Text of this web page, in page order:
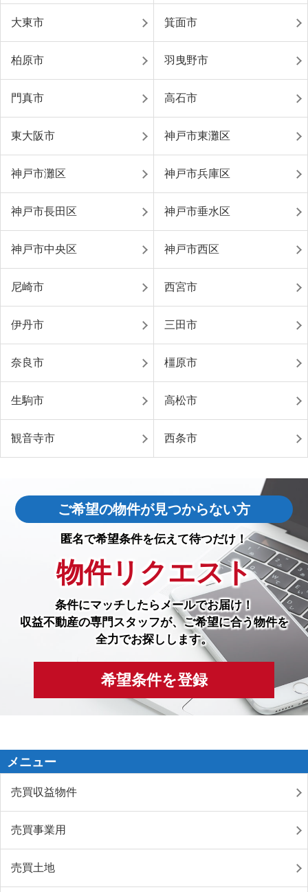
大東市 箕面市
柏原市 羽曳野市
門真市 高石市
東大阪市 神戸市東灘区
神戸市灘区 神戸市兵庫区
神戸市長田区 神戸市垂水区
神戸市中央区 神戸市西区
尼崎市 西宮市
伊丹市 三田市
奈良市 橿原市
生駒市 高松市
観音寺市 西条市
ご希望の物件が見つからない方
匿名で希望条件を伝えて待つだけ！
物件リクエスト
条件にマッチしたら メールでお届け！
収益不動産の専門スタッフが、ご希望に合う物件を
全力でお探しします。
希望条件を登録
メニュー
売買収益物件
売買事業用
売買土地